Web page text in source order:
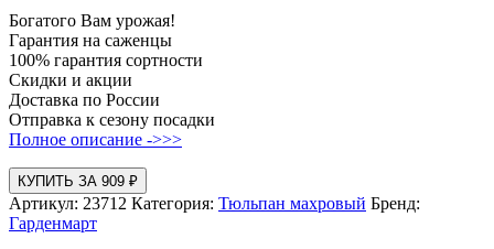
Богатого Вам урожая!
Гарантия на саженцы
100% гарантия сортности
Скидки и акции
Доставка по России
Отправка к сезону посадки
Полное описание ->>>
КУПИТЬ ЗА 909 ₽
Артикул: 23712 Категория: Тюльпан махровый Бренд:
Гарденмарт